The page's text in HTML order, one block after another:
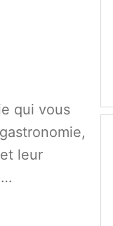
qui vous
leur